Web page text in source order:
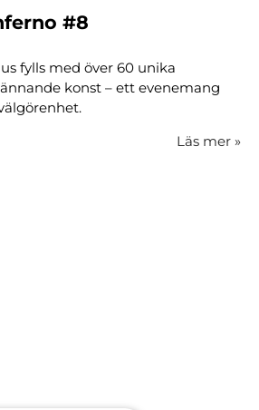
#8
fylls med över 60 unika
konst – ett evenemang
Läs mer »